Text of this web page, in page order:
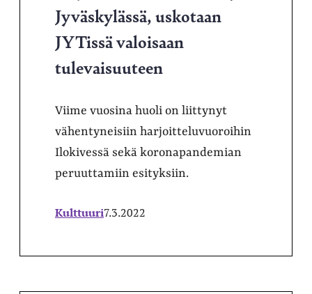
Jyväskylässä, uskotaan
JYTissä valoisaan
tulevaisuuteen
Viime vuosina huoli on liittynyt
vähentyneisiin harjoitteluvuoroihin
Ilokivessä sekä koronapandemian
peruuttamiin esityksiin.
Kulttuuri7.3.2022